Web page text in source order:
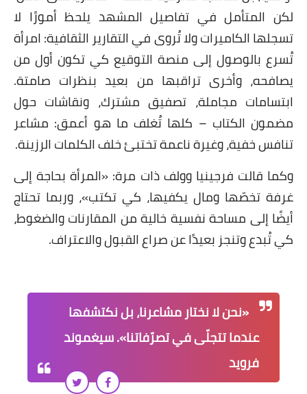
لكن المتأمل في تفاصيل المشهد يلحظ أمورًا لا
تسجلها الكاميرات ولا تُروى في التقارير الثقافية: امرأة
تُسرع بالوصول إلى منصة التوقيع كي تكون أول من
يصافحه، وأخرى تراقبها من بعيد بنظرات صامتة.
ابتسامات مجاملة، تصفيق مشترك، ونقاشات حول
مضمون الكتاب – كلها تُغلف ما هو أعمق: مشاعر
تنافس خفية، وغيرة ناعمة تختبئ خلف الكلمات الرزينة.
وكما قالت فرجينيا وولف ذات مرة: «المرأة بحاجة إلى
غرفة تخصّها ومال يكفيها، كي تكتب»، وربما تحتاج
أيضًا إلى مساحة نفسية خالية من المقارنات والضغوط،
كي تُبدع وتنجز بعيدًا عن صراع القبول والاعتراف.
«نحن لا نختار مشاعرنا، بل نكتشفها
عندما تتجلّى في تصرّفاتنا». سيغموند
فرويد